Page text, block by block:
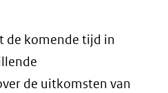
de komende tijd in
de uitkomsten van